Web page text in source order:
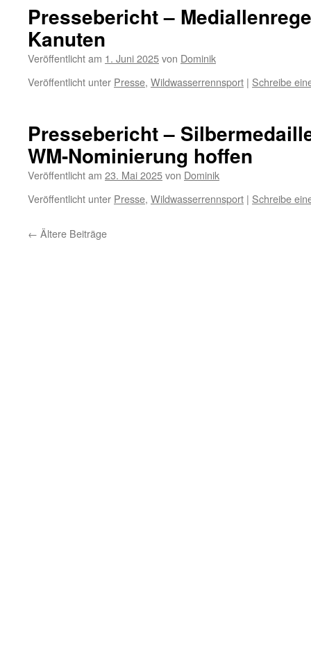
Pressebericht –
Kanuten
Veröffentlicht am 1. Juni 2025von Dominik
Veröffentlicht unter Presse, Wildwasserrennsport | Schreibe
Pressebericht –
WM-Nominierung hoffen
Veröffentlicht am 23. Mai 2025von Dominik
Veröffentlicht unter Presse, Wildwasserrennsport | Schreibe
← Ältere Beiträge